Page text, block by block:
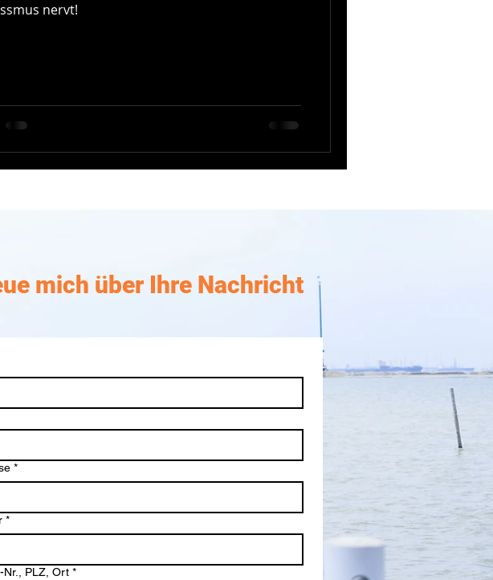
nervt!
mich über Ihre Nachricht
*
*
Nr., PLZ, Ort *